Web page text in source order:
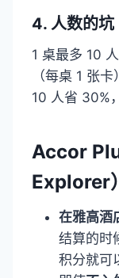
4. 人数的坑​
1 桌最多 10
（每桌 1 张
10 人省 30%
Accor
Explorer
在雅高酒
结算的时
积分就可